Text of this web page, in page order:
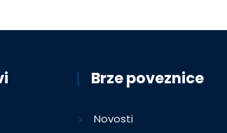
Brze poveznice
Novosti